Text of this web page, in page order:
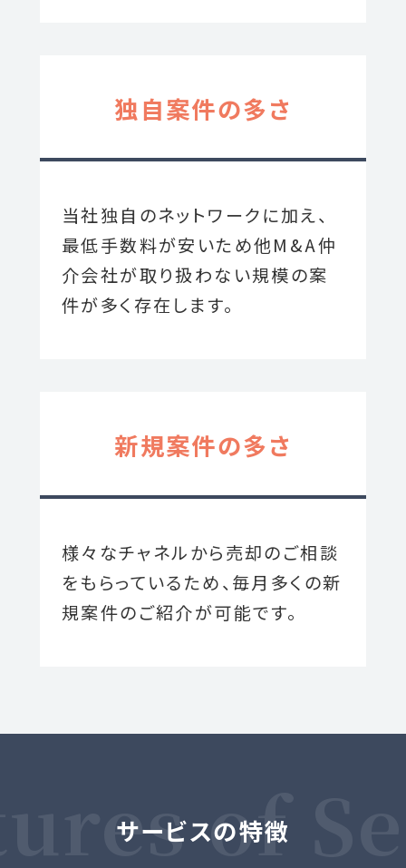
独自案件の多さ
当社独自のネットワークに加え、
最低手数料が安いため他M&A仲
介会社が取り扱わない規模の案
件が多く存在します。
新規案件の多さ
様々なチャネルから売却のご相談
をもらっているため、毎月多くの新
規案件のご紹介が可能です。
サービスの特徴